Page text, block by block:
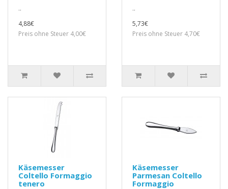
..
4,88€
Preis ohne Steuer 4,00€
..
5,73€
Preis ohne Steuer 4,70€
Käsemesser
Coltello Formaggio
tenero
Käsemesser
Parmesan Coltello
Formaggio